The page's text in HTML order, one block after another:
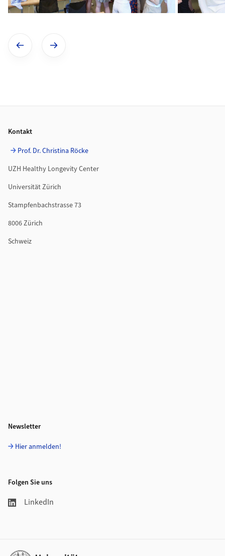
Vorheriges Bild anzeigen
Nãchstes Bild anzeigen
Kontakt
Prof. Dr. Christina Röcke
UZH Healthy Longevity Center
Universität Zürich
Stampfenbachstrasse 73
8006 Zürich
Schweiz
Newsletter
Hier anmelden!
Folgen Sie uns
LinkedIn